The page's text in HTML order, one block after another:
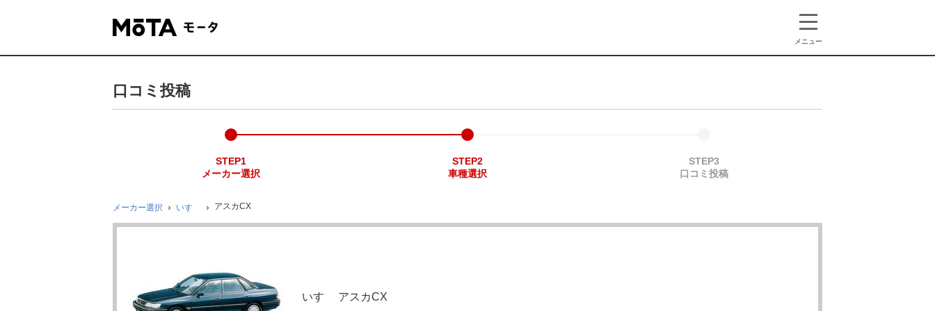
メニュー
口コミ投稿
STEP1
メーカー選択
STEP2
車種選択
STEP3
口コミ投稿
メーカー選択 いすゞ アスカCX
いすゞ アスカCX